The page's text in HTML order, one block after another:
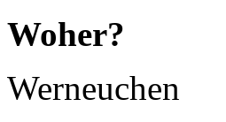
Woher?
Werneuchen